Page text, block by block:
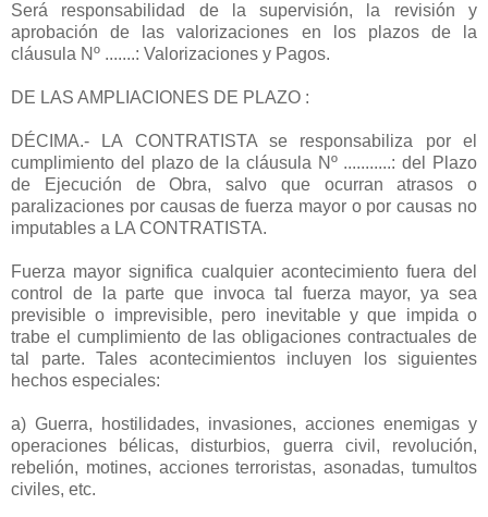
Será responsabilidad de la supervisión, la revisión y
aprobación de las valorizaciones en los plazos de la
cláusula Nº .......: Valorizaciones y Pagos.
DE LAS AMPLIACIONES DE PLAZO :
DÉCIMA.- LA CONTRATISTA se responsabiliza por el
cumplimiento del plazo de la cláusula Nº ...........: del Plazo
de Ejecución de Obra, salvo que ocurran atrasos o
paralizaciones por causas de fuerza mayor o por causas no
imputables a LA CONTRATISTA.
Fuerza mayor significa cualquier acontecimiento fuera del
control de la parte que invoca tal fuerza mayor, ya sea
previsible o imprevisible, pero inevitable y que impida o
trabe el cumplimiento de las obligaciones contractuales de
tal parte. Tales acontecimientos incluyen los siguientes
hechos especiales:
a) Guerra, hostilidades, invasiones, acciones enemigas y
operaciones bélicas, disturbios, guerra civil, revolución,
rebelión, motines, acciones terroristas, asonadas, tumultos
civiles, etc.